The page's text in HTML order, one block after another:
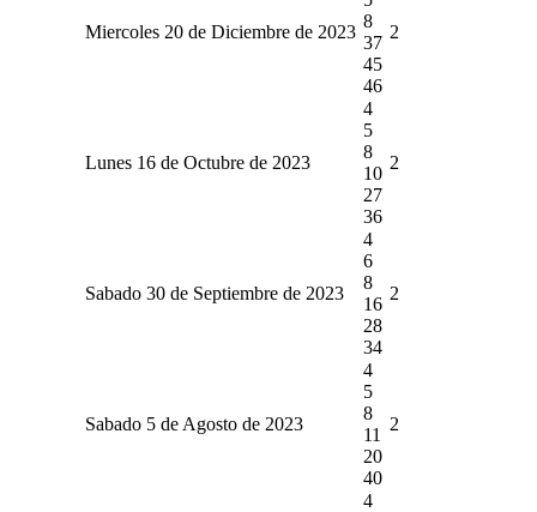
Miercoles 20 de Diciembre de 2023
8
37
45
46
2
Lunes 16 de Octubre de 2023
4
5
8
10
27
36
2
Sabado 30 de Septiembre de 2023
4
6
8
16
28
34
2
Sabado 5 de Agosto de 2023
4
5
8
11
20
40
2
4